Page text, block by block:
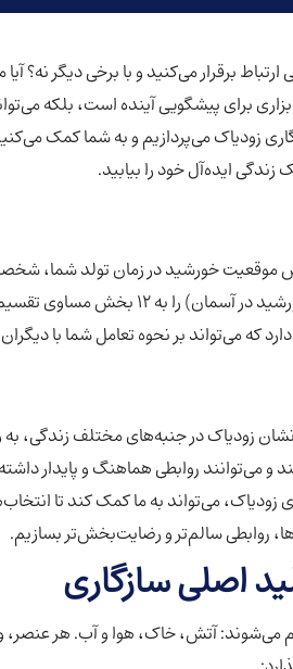
ارتباط برقرار می‌کنید و با برخی دیگر
برای پیشگویی آینده است، بلکه
زودیاک می‌پردازیم و به شما کمک
ایده‌آل خود را بیابید.
موقعیت خورشید در زمان تولد شما،
می‌کند. این سیستم، دایره البروج (مسیر
می‌تواند بر نحوه تعامل شما با دیگران
زودیاک در جنبه‌های مختلف زندگی، به
و می‌توانند روابطی هماهنگ و پایدار
می‌تواند به ما کمک کند تا
روابطی سالم‌تر و رضایت‌بخش‌تر بسازیم.
اصلی سازگاری
تقسیم می‌شوند: آتش، خاک، هوا و آب. هر